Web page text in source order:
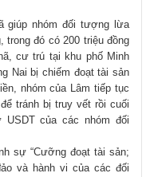
giúp nhóm đối tượng lừa
trong đó có 200 triệu đồng
cư trú tại khu phố Minh
Nai bị chiếm đoạt tài sản
nhóm của Lâm tiếp tục
tránh bị truy vết rồi cuối
của các nhóm đối
sự “Cưỡng đoạt tài sản;
và hành vi của các đối